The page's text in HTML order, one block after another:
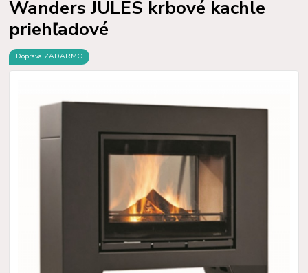
Wanders JULES krbové kachle
priehľadové
Doprava ZADARMO